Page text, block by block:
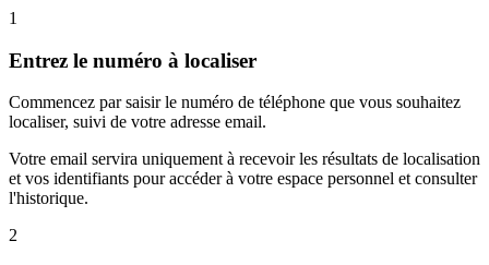
1
Entrez le numéro à localiser
Commencez par saisir le numéro de téléphone que vous souhaitez
localiser, suivi de votre adresse email.
Votre email servira uniquement à recevoir les résultats de localisation
et vos identifiants pour accéder à votre espace personnel et consulter
l'historique.
2